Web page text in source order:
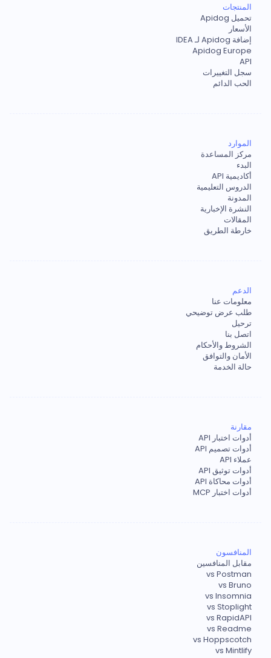
المنتجات
تحميل Apidog
الأسعار
إضافة Apidog لـ IDEA
Apidog Europe
API
سجل التغييرات
الحب الدائم
الموارد
مركز المساعدة
البدء
أكاديمية API
الدروس التعليمية
المدونة
النشرة الإخبارية
المقالات
خارطة الطريق
الدعم
معلومات عنا
طلب عرض توضيحي
ترحيل
اتصل بنا
الشروط والأحكام
الأمان والتوافق
حالة الخدمة
مقارنة
أدوات اختبار API
أدوات تصميم API
عملاء API
أدوات توثيق API
أدوات محاكاة API
أدوات اختبار MCP
المنافسون
مقابل المنافسين
vs Postman
vs Bruno
vs Insomnia
vs Stoplight
vs RapidAPI
vs Readme
vs Hoppscotch
vs Mintlify